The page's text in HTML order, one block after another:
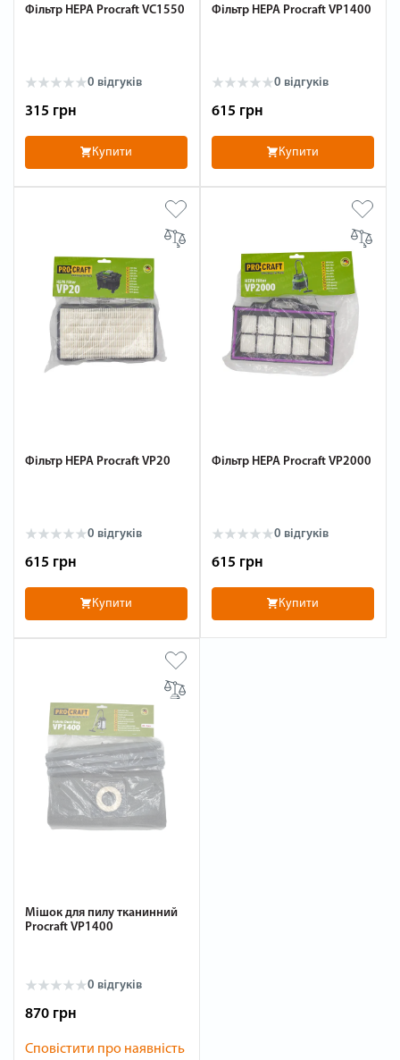
Фільтр HEPA Procraft VC1550
0 відгуків
315 грн
Купити
Фільтр HEPA Procraft VP1400
0 відгуків
615 грн
Купити
Фільтр HEPA Procraft VP20
0 відгуків
615 грн
Купити
Фільтр HEPA Procraft VP2000
0 відгуків
615 грн
Купити
Мішок для пилу тканинний
Procraft VP1400
0 відгуків
870 грн
Сповістити про наявність